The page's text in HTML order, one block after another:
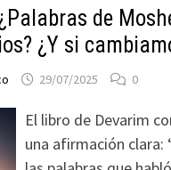
de
¿Y si
29/07/2025 0
El libro de Devarim
una afirmación clara: